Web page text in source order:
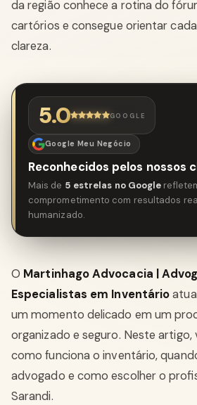
da região conhece a rotina do
cartórios e consegue orientar
clareza.
5.0 GOOGLE
Google Meu Negócio
Reconhecidos pelos nossos
Mais de 5 estrelas no Google
comprometimento com resultados
humanizado.
O Martinhago Advocacia |
Especialistas em Inventário
um momento delicado em um
organizado e seguro. Neste
como funciona o inventário,
advogado e como escolher o
Sarandi.